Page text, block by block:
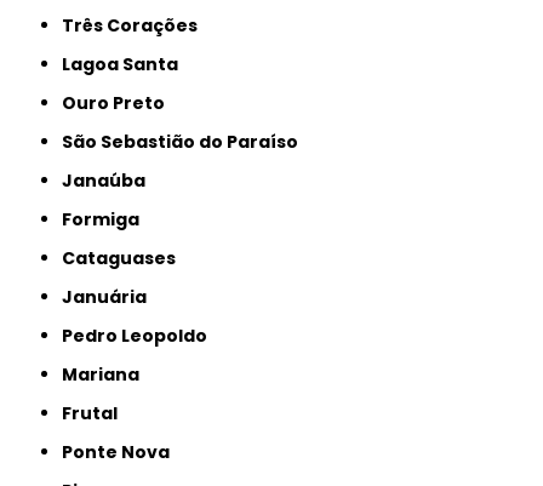
Três Corações
Lagoa Santa
Ouro Preto
São Sebastião do Paraíso
Janaúba
Formiga
Cataguases
Januária
Pedro Leopoldo
Mariana
Frutal
Ponte Nova